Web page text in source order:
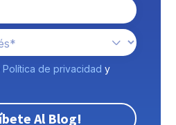
Política de privacidad y